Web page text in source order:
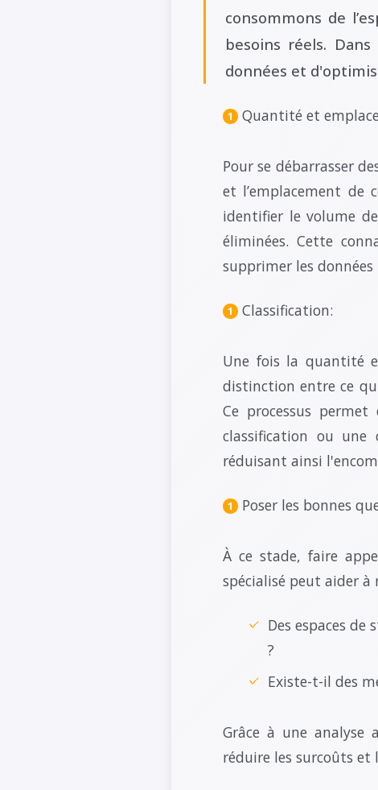
consommons de
besoins réels.
données et
Quantité et
Pour se débarrasser
et l’emplacement de
identifier le volume
éliminées. Cette
supprimer les
Classification:
Une fois la quantité
distinction entre ce
Ce processus
classification ou une
réduisant ainsi
Poser les bonnes
À ce stade, faire
spécialisé peut aider à
Des espaces
?
Existe-t-il des
Grâce à une analyse
réduire les surcoûts et